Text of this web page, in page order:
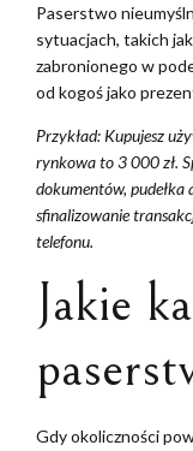
Paserstwo
sytuacjach, takich
zabronionego w
od kogoś jako
Przykład: Kupujesz
rynkowa to 3 000 zł.
dokumentów, pudełka
sfinalizowanie
telefonu.
Jakie
Gdy okoliczności